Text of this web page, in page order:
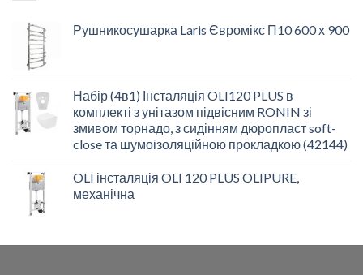
Рушникосушарка Laris Євромікс П10 600 х 900
Набір (4в1) Інсталяція OLI120 PLUS в
комплекті з унітазом підвісним RONIN зі
змивом торнадо, з сидінням дюропласт soft-
close та шумоізоляційною прокладкою (42144)
OLI інсталяція OLI 120 PLUS OLIPURE,
механічна